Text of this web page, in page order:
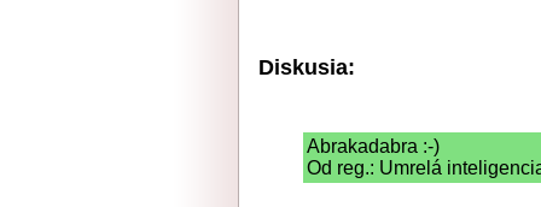
Diskusia:
Abrakadabra :-)
Od reg.: Umrelá